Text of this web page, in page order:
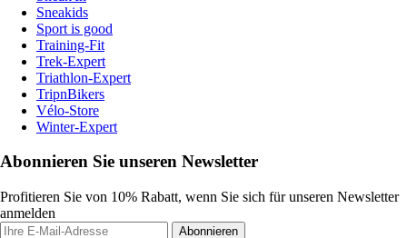
Sneakids
Sport is good
Training-Fit
Trek-Expert
Triathlon-Expert
TripnBikers
Vélo-Store
Winter-Expert
Abonnieren Sie unseren Newsletter
Profitieren Sie von 10% Rabatt, wenn Sie sich für unseren Newsletter
anmelden
Abonnieren